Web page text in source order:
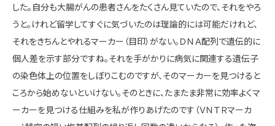
した。自分も大腸がんの患者さんをたくさん見ていたので、それをやろ
うと。けれど留学してすぐに気づいたのは理論的には可能だけれど、
それをきちんとやれるマーカー（目印）がない。ＤＮＡ配列で遺伝的に
個人差を示す部分ですね。それを手がかりに病気に関連する遺伝子
の染色体上の位置をしぼりこむのですが、そのマーカーを見つけると
ころから始めないといけない。そのときに、たまたま非常に効率よくマ
ーカーを見つける仕組みを私が作りあげたのです（ＶＮＴＲマーカ